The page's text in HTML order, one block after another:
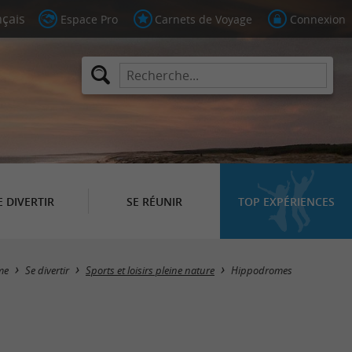
Espace Pro Carnets de Voyage Connexion
DIVERTIR SE RÉUNIR TOP EXPÉRIENCES
Masquer la carte
Se divertir Sports et loisirs pleine nature Hippodromes